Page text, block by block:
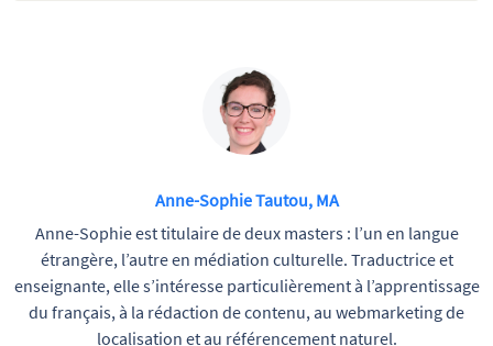
Anne-Sophie Tautou, MA
Anne-Sophie est titulaire de deux masters : l’un en langue
étrangère, l’autre en médiation culturelle. Traductrice et
enseignante, elle s’intéresse particulièrement à l’apprentissage
du français, à la rédaction de contenu, au webmarketing de
localisation et au référencement naturel.